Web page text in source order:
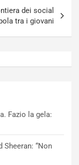
dei social
tra i giovani
Fazio la gela:
Sheeran: “Non